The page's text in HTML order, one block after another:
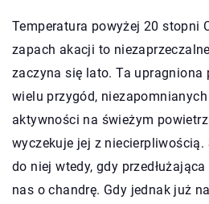
Temperatura powyżej 20 stopni
zapach akacji to
zaczyna się lato. Ta upragniona
wielu przygód,
aktywności na świeżym
wyczekuje jej z
do niej wtedy, gdy
nas o chandrę. Gdy jednak już